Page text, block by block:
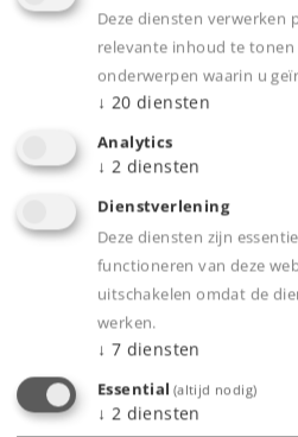
Perfecte leidraad voor
installatie.
Met 25
Product
Productinfo
Deze diensten verwerken
relevante inhoud te
onderwerpen waarin u
↓ 20 diensten
Analytics
↓ 2 diensten
Dienstverlening
Deze diensten zijn
functioneren van deze
uitschakelen omdat de
werken.
↓ 7 diensten
Essential (altijd nodig)
↓ 2 diensten